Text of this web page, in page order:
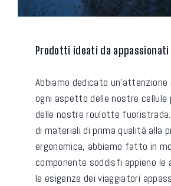
Prodotti ideati da
Abbiamo dedicato un'attenzione
ogni aspetto delle nostre cellule
delle nostre roulotte
di materiali di prima qualità alla
ergonomica, abbiamo fatto in
componente soddisfi appieno
le esigenze dei viaggiatori